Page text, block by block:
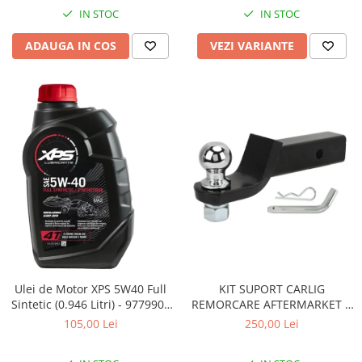
Fuzete
Pivoti
Rulmenti
Simering
Surub Bascula
Telescoape
Alimentare, Admisie & Evacuare
Admisie
ARC Toba
Carburator
Filtre aer
FILTRU BENZINA
IN STOC
ADAUGA IN COS
IN STOC
VEZI VARIANTE
Ulei de Motor XPS 5W40 Full
Sintetic (0.946 Litri) - 9779900
CAN AM
105,00 Lei
KIT SUPORT CARLIG
REMORCARE AFTERMARKET 2
INCH CU BILA SI STIFT 3.4
250,00 Lei